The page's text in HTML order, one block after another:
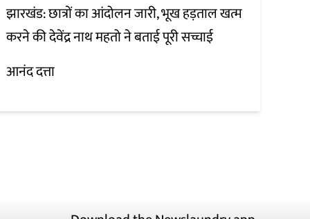
झारखंड: छात्रों का आंदोलन जारी, भूख हड़ताल खत्म
करने की देवेंद्र नाथ महतो ने बताई पूरी सच्चाई
आनंद दत्ता